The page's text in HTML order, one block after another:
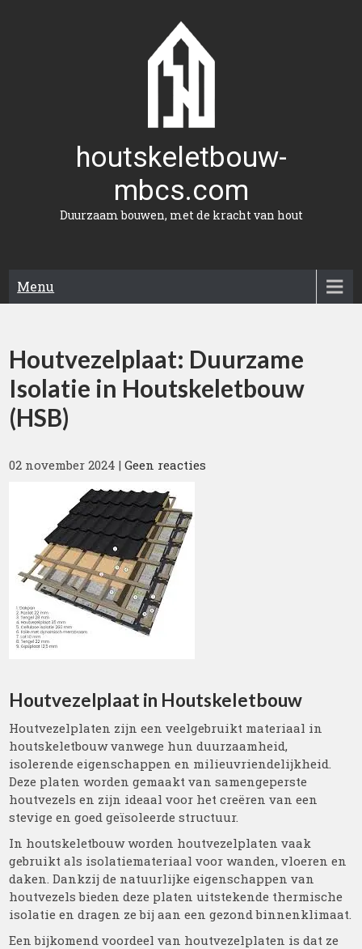
houtskeletbouw-
mbcs.com
Duurzaam bouwen, met de kracht van hout
Menu
Houtvezelplaat: Duurzame
Isolatie in Houtskeletbouw
(HSB)
02 november 2024 |Geen reacties
Houtvezelplaat in Houtskeletbouw
Houtvezelplaten zijn een veelgebruikt materiaal in
houtskeletbouw vanwege hun duurzaamheid,
isolerende eigenschappen en milieuvriendelijkheid.
Deze platen worden gemaakt van samengeperste
houtvezels en zijn ideaal voor het creëren van een
stevige en goed geïsoleerde structuur.
In houtskeletbouw worden houtvezelplaten vaak
gebruikt als isolatiemateriaal voor wanden, vloeren en
daken. Dankzij de natuurlijke eigenschappen van
houtvezels bieden deze platen uitstekende thermische
isolatie en dragen ze bij aan een gezond binnenklimaat.
Een bijkomend voordeel van houtvezelplaten is dat ze